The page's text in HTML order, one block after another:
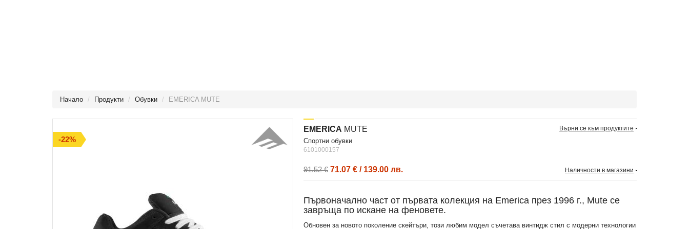
Начало Продукти Обувки EMERICA MUTE
-22%
EMERICA MUTE
спортни обувки
6101000157
91.52 € 71.07 € / 139.00 лв.
Върни се към продуктите
Наличности в магазини
Първоначално част от първата колекция на Emerica през 1996 г., Mute се
завръща по искане на феновете.
Обновен за новото поколение скейтъри, този любим модел съчетава винтидж стил с модерни технологии